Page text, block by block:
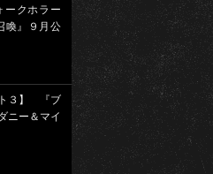
ークホラー
喚』９月公
ト３】 『ブ
ニー＆マイ